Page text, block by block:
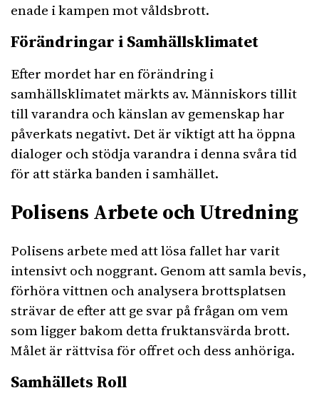
enade i kampen mot våldsbrott.
Förändringar i Samhällsklimatet
Efter mordet har en förändring i
samhällsklimatet märkts av. Människors tillit
till varandra och känslan av gemenskap har
påverkats negativt. Det är viktigt att ha öppna
dialoger och stödja varandra i denna svåra tid
för att stärka banden i samhället.
Polisens Arbete och Utredning
Polisens arbete med att lösa fallet har varit
intensivt och noggrant. Genom att samla bevis,
förhöra vittnen och analysera brottsplatsen
strävar de efter att ge svar på frågan om vem
som ligger bakom detta fruktansvärda brott.
Målet är rättvisa för offret och dess anhöriga.
Samhällets Roll